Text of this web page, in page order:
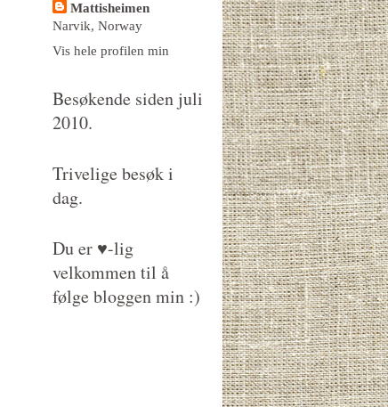
Mattisheimen
Narvik, Norway
Vis hele profilen min
Besøkende siden juli
2010.
Trivelige besøk i
dag.
Du er ♥-lig
velkommen til å
følge bloggen min :)